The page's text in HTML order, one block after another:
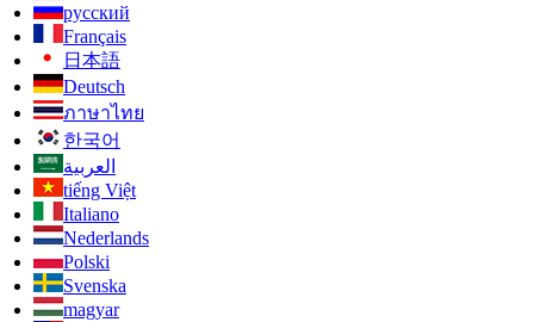
русский
Français
日本語
Deutsch
ภาษาไทย
한국어
العربية
tiếng Việt
Italiano
Nederlands
Polski
Svenska
magyar